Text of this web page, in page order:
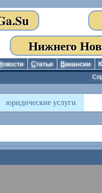
Нижнего
овости Статьи Вакансии
юридические услуги